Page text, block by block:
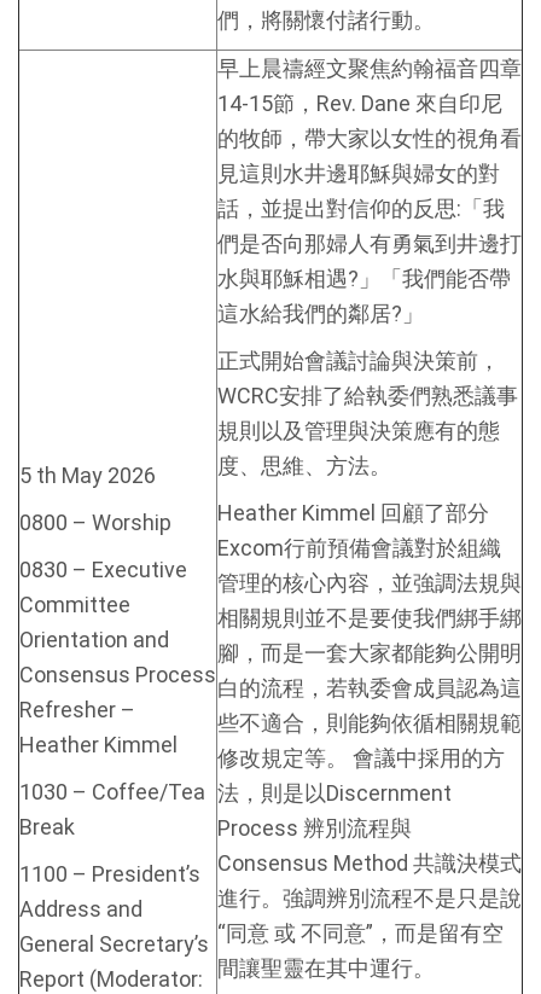
們，將關懷付諸行動。
5 th May 2026
0800 – Worship
0830 – Executive
Committee
Orientation and
Consensus Process
Refresher –
Heather Kimmel
1030 – Coffee/Tea
Break
1100 – President’s
Address and
General Secretary’s
Report (Moderator:
早上晨禱經文聚焦約翰福音四章
14-15節，Rev. Dane 來自印尼
的牧師，帶大家以女性的視角看
見這則水井邊耶穌與婦女的對
話，並提出對信仰的反思:「我
們是否向那婦人有勇氣到井邊打
水與耶穌相遇?」「我們能否帶
這水給我們的鄰居?」
正式開始會議討論與決策前，
WCRC安排了給執委們熟悉議事
規則以及管理與決策應有的態
度、思維、方法。
Heather Kimmel 回顧了部分
Excom行前預備會議對於組織
管理的核心內容，並強調法規與
相關規則並不是要使我們綁手綁
腳，而是一套大家都能夠公開明
白的流程，若執委會成員認為這
些不適合，則能夠依循相關規範
修改規定等。 會議中採用的方
法，則是以Discernment
Process 辨別流程與
Consensus Method 共識決模式
進行。強調辨別流程不是只是說
“同意 或 不同意”，而是留有空
間讓聖靈在其中運行。